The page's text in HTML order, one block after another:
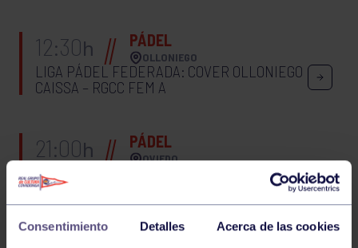
Consentimiento Detalles Acerca de las cookies
12:30h PÁDEL
OLLONIEGO
LIGA PÁDEL FEDERADA: COVER OLLONIEGO
CAISSA – RGCC FEM A
21:00h PÁDEL
OVIEDO
LIGA PÁDEL FEDERADA: LAMPERTIS-EL
SOHO – RGCC FEM B